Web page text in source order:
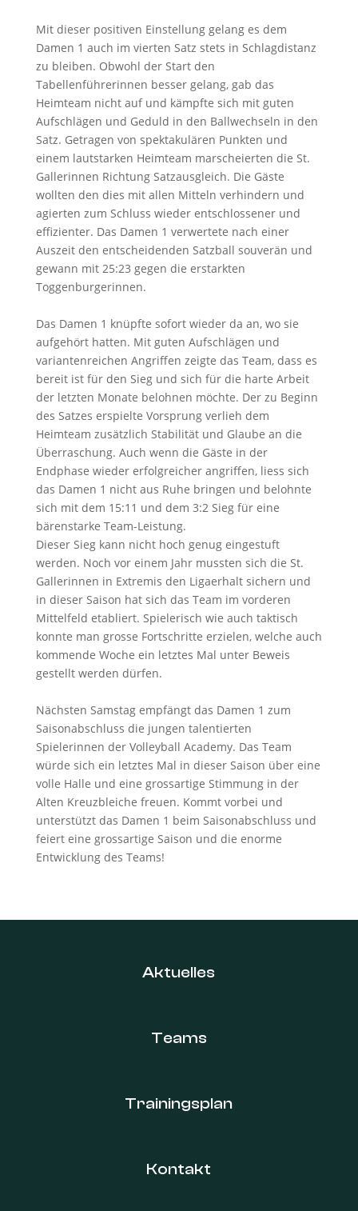
Mit dieser positiven Einstellung gelang es dem
Damen 1 auch im vierten Satz stets in Schlagdistanz
zu bleiben. Obwohl der Start den
Tabellenführerinnen besser gelang, gab das
Heimteam nicht auf und kämpfte sich mit guten
Aufschlägen und Geduld in den Ballwechseln in den
Satz. Getragen von spektakulären Punkten und
einem lautstarken Heimteam marscheierten die St.
Gallerinnen Richtung Satzausgleich. Die Gäste
wollten den dies mit allen Mitteln verhindern und
agierten zum Schluss wieder entschlossener und
effizienter. Das Damen 1 verwertete nach einer
Auszeit den entscheidenden Satzball souverän und
gewann mit 25:23 gegen die erstarkten
Toggenburgerinnen.
Das Damen 1 knüpfte sofort wieder da an, wo sie
aufgehört hatten. Mit guten Aufschlägen und
variantenreichen Angriffen zeigte das Team, dass es
bereit ist für den Sieg und sich für die harte Arbeit
der letzten Monate belohnen möchte. Der zu Beginn
des Satzes erspielte Vorsprung verlieh dem
Heimteam zusätzlich Stabilität und Glaube an die
Überraschung. Auch wenn die Gäste in der
Endphase wieder erfolgreicher angriffen, liess sich
das Damen 1 nicht aus Ruhe bringen und belohnte
sich mit dem 15:11 und dem 3:2 Sieg für eine
bärenstarke Team-Leistung.
Dieser Sieg kann nicht hoch genug eingestuft
werden. Noch vor einem Jahr mussten sich die St.
Gallerinnen in Extremis den Ligaerhalt sichern und
in dieser Saison hat sich das Team im vorderen
Mittelfeld etabliert. Spielerisch wie auch taktisch
konnte man grosse Fortschritte erzielen, welche auch
kommende Woche ein letztes Mal unter Beweis
gestellt werden dürfen.
Nächsten Samstag empfängt das Damen 1 zum
Saisonabschluss die jungen talentierten
Spielerinnen der Volleyball Academy. Das Team
würde sich ein letztes Mal in dieser Saison über eine
volle Halle und eine grossartige Stimmung in der
Alten Kreuzbleiche freuen. Kommt vorbei und
unterstützt das Damen 1 beim Saisonabschluss und
feiert eine grossartige Saison und die enorme
Entwicklung des Teams!
Aktuelles
Teams
Trainingsplan
Kontakt